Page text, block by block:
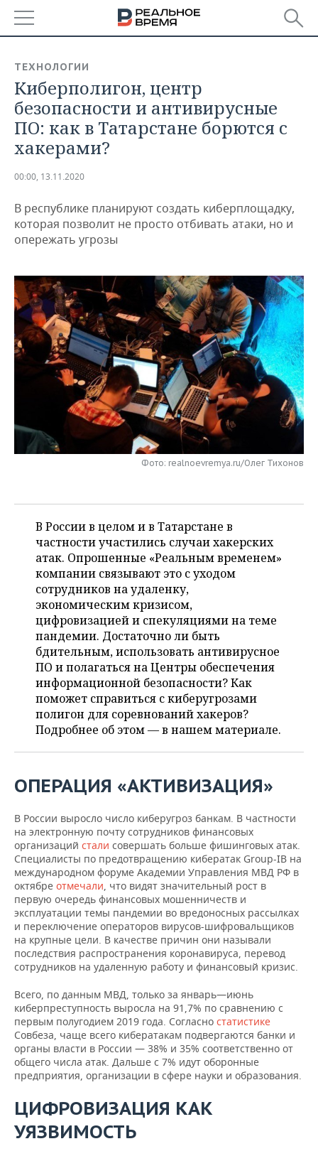
БАШКОРТОСТАН
ТАТАРСТАН
УДМУРТИЯ
НОВОСТИ
АНАЛИТИКА
НОВОСТИ АНАЛИТИКИ
ДЕКЛАРАЦИИ О ДОХОДАХ
КОРОЛИ ГОСЗАКАЗА ПФО
ВУЗЫ ТАТАРСТАНА
КОМУ ПРИНАДЛЕЖАТ
ТОРГОВЫЕ ЦЕНТРЫ
ТАТАРСТАНА
ЭКОНОМИКА
НОВОСТИ ЭКОНОМИКИ
ФИНАНСЫ
БАНКИ
БЮДЖЕТ
ИНВЕСТИЦИИ
ПРОМЫШЛЕННОСТЬ
НОВОСТИ
ПРОМЫШЛЕННОСТИ
МАШИНОСТРОЕНИЕ
НЕФТЕХИМИЯ
НЕФТЬ
ЭНЕРГЕТИКА
НЕДВИЖИМОСТЬ
НОВОСТИ НЕДВИЖИМОСТИ
АВТО
НОВОСТИ АВТО
БИЗНЕС
НОВОСТИ БИЗНЕСА
РОЗНИЧНАЯ ТОРГОВЛЯ
ТРАНСПОРТ
ТЕХНОЛОГИИ
НОВОСТИ ТЕХНОЛОГИЙ
ТЕЛЕКОММУНИКАЦИИ
МЕРОПРИЯТИЯ
НОВОСТИ МЕРОПРИЯТИЙ
ВЫЕЗДНАЯ РЕДАКЦИЯ
БИЗНЕС-БРАНЧИ
ОТКРЫТАЯ ЛЕКЦИЯ
НОВОСТИ СПОРТА
ФУТБОЛ
БАСКЕТБОЛ
ВОЛЕЙБОЛ
КИБЕРСПОРТ
ФИГУРНОЕ КАТАНИЕ
ВОДНЫЕ ВИДЫ СПОРТА
ХОККЕЙ С МЯЧОМ
ОБЩЕСТВО
НОВОСТИ ОБЩЕСТВА
ИНФРАСТРУКТУРА
ИСТОРИЯ
КУЛЬТУРА
МЕДИЦИНА
ОБРАЗОВАНИЕ
ПРОИСШЕСТВИЯ
ФОТОГАЛЕРЕЯ
СПРАВОЧНИК
СПИСОК ПЕРСОН
СПИСОК КОМПАНИЙ
ПОЛНАЯ ВЕРСИЯ
ТЕХНОЛОГИИ
Киберполигон, центр
безопасности и антивирусные
ПО: как в Татарстане борются с
хакерами?
00:00, 13.11.2020
В республике планируют создать киберплощадку,
которая позволит не просто отбивать атаки, но и
опережать угрозы
Фото: realnoevremya.ru/Олег Тихонов
В России в целом и в Татарстане в
частности участились случаи хакерских
атак. Опрошенные «Реальным временем»
компании связывают это с уходом
сотрудников на удаленку,
экономическим кризисом,
цифровизацией и спекуляциями на теме
пандемии. Достаточно ли быть
бдительным, использовать антивирусное
ПО и полагаться на Центры обеспечения
информационной безопасности? Как
поможет справиться с киберугрозами
полигон для соревнований хакеров?
Подробнее об этом — в нашем материале.
ОПЕРАЦИЯ «АКТИВИЗАЦИЯ»
В России выросло число киберугроз банкам. В частности
на электронную почту сотрудников финансовых
организаций стали совершать больше фишинговых атак.
Специалисты по предотвращению кибератак Group-IB на
международном форуме Академии Управления МВД РФ в
октябре отмечали, что видят значительный рост в
первую очередь финансовых мошенничеств и
эксплуатации темы пандемии во вредоносных рассылках
и переключение операторов вирусов-шифровальщиков
на крупные цели. В качестве причин они называли
последствия распространения коронавируса, перевод
сотрудников на удаленную работу и финансовый кризис.
Всего, по данным МВД, только за январь—июнь
киберпреступность выросла на 91,7% по сравнению с
первым полугодием 2019 года. Согласно статистике
Совбеза, чаще всего кибератакам подвергаются банки и
органы власти в России — 38% и 35% соответственно от
общего числа атак. Дальше с 7% идут оборонные
предприятия, организации в сфере науки и образования.
ЦИФРОВИЗАЦИЯ КАК
УЯЗВИМОСТЬ